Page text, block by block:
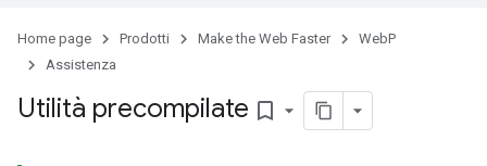
Home page Prodotti Make the Web Faster
WebP
Assistenza
Utilità precompilate bookmark_border